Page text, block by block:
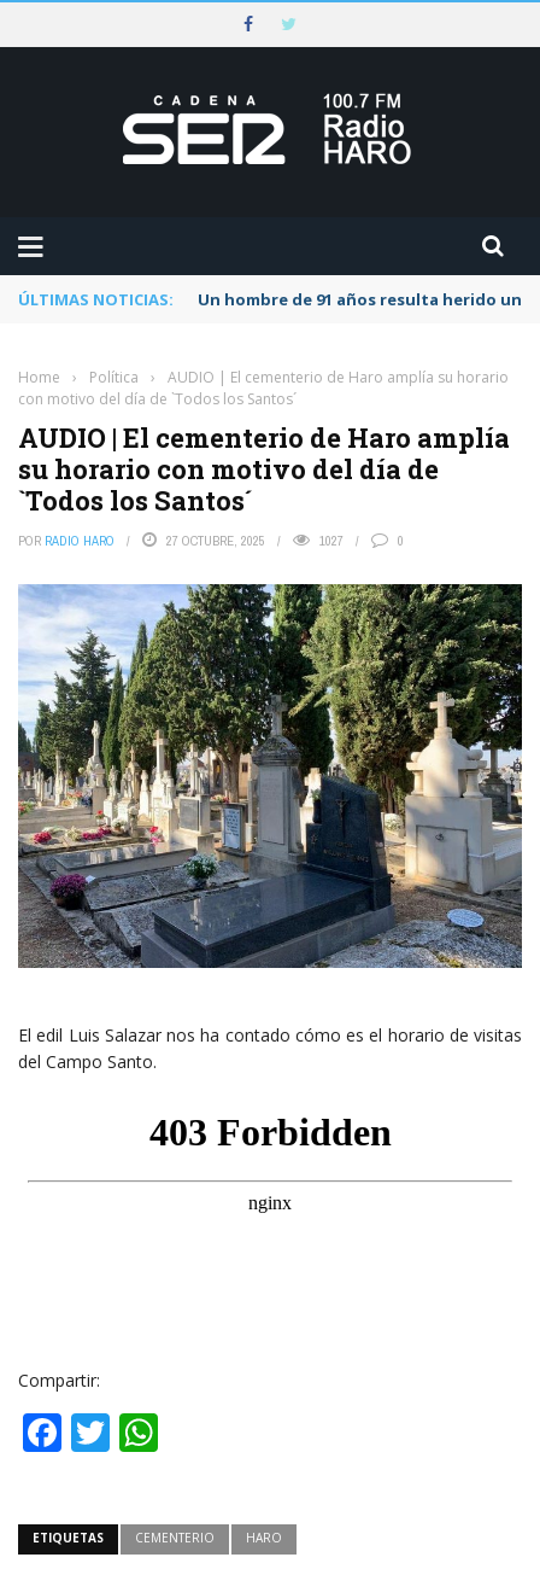
ÚLTIMAS NOTICIAS: Un hombre de 91 años resulta herido
Home › Política ›
AUDIO | El cementerio de Haro amplía su horario
con motivo del día de `Todos los Santos´
AUDIO | El cementerio de Haro amplía
su horario con motivo del día de
`Todos los Santos´
POR RADIO HARO 27 OCTUBRE, 2025 1027 0
El edil Luis Salazar nos ha contado cómo es el horario de visitas
del Campo Santo.
Compartir:
Facebook
Twitter
ETIQUETAS CEMENTERIO HARO